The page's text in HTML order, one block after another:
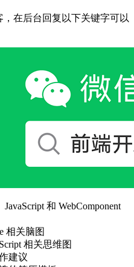
在后台回复以下关键字可以
和 WebComponent
相关脑图
相关思维图
建议